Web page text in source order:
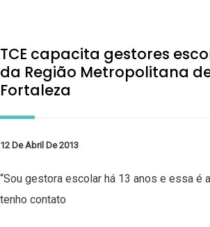
TCE capacita gestores
da Região Metropolitana
Fortaleza
12 De Abril De 2013
“Sou gestora escolar há 13 anos e essa é
tenho contato